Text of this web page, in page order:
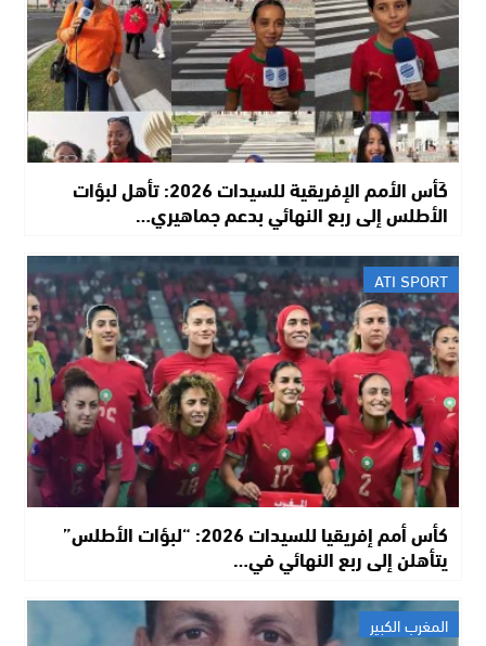
كَأس الأمم الإفريقية للسيدات 2026: تأهل لبؤات
الأطلس إلى ربع النهائي بدعم جماهيري…
ATI SPORT
كأس أمم إفريقيا للسيدات 2026: “لبؤات الأطلس”
يتأهلن إلى ربع النهائي في…
المغرب الكبير